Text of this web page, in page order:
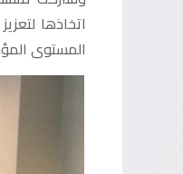
اتخاذها
المستوى